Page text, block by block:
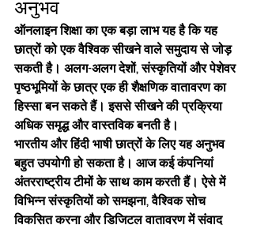
ऑनलाइन शिक्षा का एक बड़ा लाभ यह है कि यह
छात्रों को एक वैश्विक सीखने वाले समुदाय से जोड़
सकती है। अलग-अलग देशों, संस्कृतियों और पेशेवर
पृष्ठभूमियों के छात्र एक ही शैक्षणिक वातावरण का
हिस्सा बन सकते हैं। इससे सीखने की प्रक्रिया
अधिक समृद्ध और वास्तविक बनती है।
भारतीय और हिंदी भाषी छात्रों के लिए यह अनुभव
बहुत उपयोगी हो सकता है। आज कई कंपनियां
अंतरराष्ट्रीय टीमों के साथ काम करती हैं। ऐसे में
विभिन्न संस्कृतियों को समझना, वैश्विक सोच
विकसित करना और डिजिटल वातावरण में संवाद